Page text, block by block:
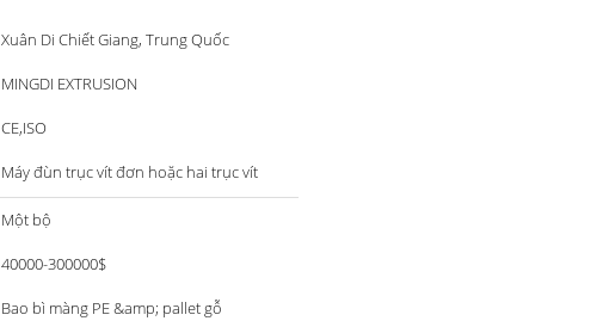
Xuân Di Chiết Giang, Trung Quốc
MINGDI EXTRUSION
CE,ISO
Máy đùn trục vít đơn hoặc hai trục vít
Một bộ
40000-300000$
Bao bì màng PE &amp; pallet gỗ